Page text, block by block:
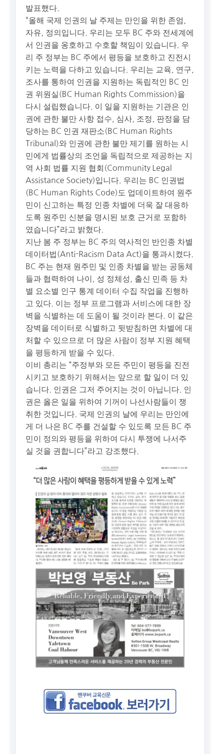
발표했다.
“올해 국제 인권의 날 주제는 만인을 위한 존엄,
자유, 정의입니다. 우리는 모두 BC 주와 전세계에
서 인권을 옹호하고 수호할 책임이 있습니다. 우
리 주 정부는 BC 주에서 평등을 보호하고 진전시
키는 노력을 다하고 있습니다. 우리는 교육, 연구,
조사를 통하여 인권을 지원하는 독립적인 BC 인
권 위원실(BC Human Rights Commission)을
다시 설립했습니다. 이 일을 지원하는 기관은 인
권에 관한 불만 사항 접수, 심사, 조정, 판정을 담
당하는 BC 인권 재판소(BC Human Rights
Tribunal)와 인권에 관한 불만 제기를 원하는 시
민에게 법률상의 조언을 독립적으로 제공하는 지
역 사회 법률 지원 협회(Community Legal
Assistance Society)입니다. 우리는 BC 인권법
(BC Human Rights Code)도 업데이트하여 원주
민이 신고하는 특정 인종 차별에 더욱 잘 대응하
도록 원주민 신분을 명시된 보호 근거로 포함하
였습니다”라고 밝혔다.
지난 봄 주 정부는 BC 주의 역사적인 반인종 차별
데이터법(Anti-Racism Data Act)을 통과시켰다.
BC 주는 현재 원주민 및 인종 차별을 받는 공동체
들과 협력하여 나이, 성 정체성, 출신 민족 등 차
별 요소별 인구 통계 데이터 수집 작업을 진행하
고 있다. 이는 정부 프로그램과 서비스에 대한 장
벽을 식별하는 데 도움이 될 것이라 본다. 이 같은
장벽을 데이터로 식별하고 뒷받침하면 차별에 대
처할 수 있으므로 더 많은 사람이 정부 지원 혜택
을 평등하게 받을 수 있다.
이비 총리는 “주정부와 모든 주민이 평등을 진전
시키고 보호하기 위해서는 앞으로 할 일이 더 있
습니다. 인권은 그저 주어지는 것이 아닙니다. 인
권은 옳은 일을 위하여 기꺼이 나선사람들이 쟁
취한 것입니다. 국제 인권의 날에 우리는 만인에
게 더 나은 BC 주를 건설할 수 있도록 모든 BC 주
민이 정의와 평등을 위하여 다시 투쟁에 나서주
실 것을 권합니다”라고 강조했다.